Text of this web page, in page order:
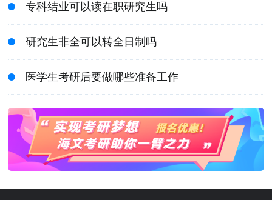
专科结业可以读在职研究生吗
研究生非全可以转全日制吗
医学生考研后要做哪些准备工作